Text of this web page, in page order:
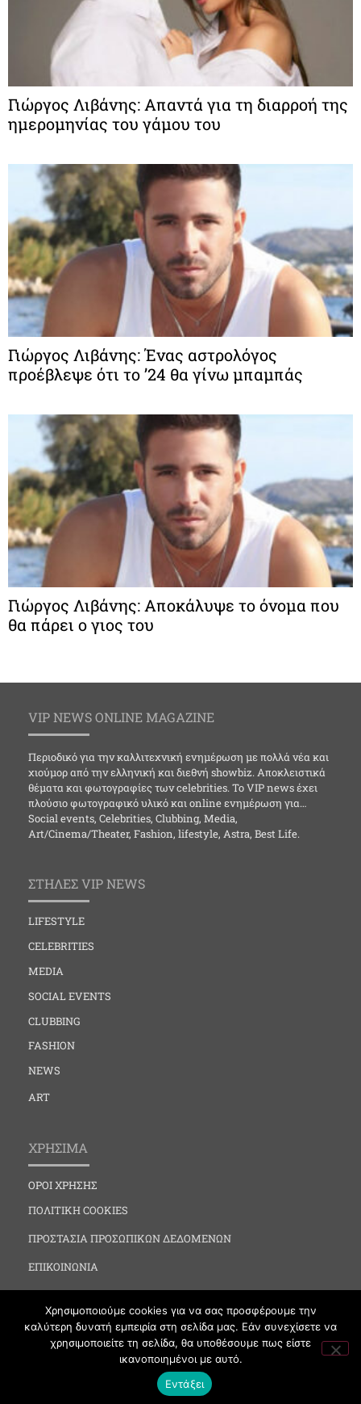
Γιώργος Λιβάνης: Απαντά για τη διαρροή της
ημερομηνίας του γάμου του
Γιώργος Λιβάνης: Ένας αστρολόγος
προέβλεψε ότι το ’24 θα γίνω μπαμπάς
Γιώργος Λιβάνης: Αποκάλυψε το όνομα που
θα πάρει ο γιος του
VIP NEWS ONLINE MAGAZINE
Περιοδικό για την καλλιτεχνική ενημέρωση με πολλά νέα και
χιούμορ από την ελληνική και διεθνή showbiz. Αποκλειστικά
θέματα και φωτογραφίες των celebrities. Το VIP news έχει
πλούσιο φωτογραφικό υλικό και online ενημέρωση για…
Social events, Celebrities, Clubbing, Media,
Art/Cinema/Theater, Fashion, lifestyle, Astra, Best Life.
ΣΤΗΛΕΣ VIP NEWS
LIFESTYLE
CELEBRITIES
MEDIA
SOCIAL EVENTS
CLUBBING
FASHION
NEWS
ART
ΧΡΗΣΙΜΑ
ΟΡΟΙ ΧΡΗΣΗΣ
ΠΟΛΙΤΙΚΗ COOKIES
ΠΡΟΣΤΑΣΙΑ ΠΡΟΣΩΠΙΚΩΝ ΔΕΔΟΜΕΝΩΝ
ΕΠΙΚΟΙΝΩΝΙΑ
VIPNEWS.GR © 2019 All Rights Reserved by Vipnews
Powered by MayaGraphics
Χρησιμοποιούμε cookies για να σας προσφέρουμε την
καλύτερη δυνατή εμπειρία στη σελίδα μας. Εάν συνεχίσετε να
χρησιμοποιείτε τη σελίδα, θα υποθέσουμε πως είστε
ικανοποιημένοι με αυτό.
Εντάξει